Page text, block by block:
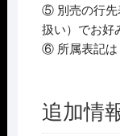
⑤ 別売の行先
扱い）でお好
⑥ 所属表記は
追加情